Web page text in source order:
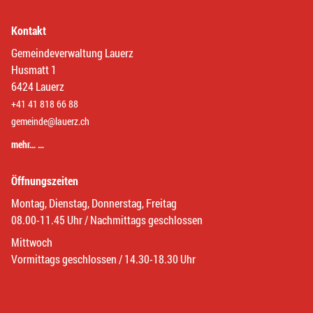
Kontakt
Gemeindeverwaltung Lauerz
Husmatt 1
6424 Lauerz
+41 41 818 66 88
gemeinde@lauerz.ch
mehr… …
Öffnungszeiten
Montag, Dienstag, Donnerstag, Freitag
08.00-11.45 Uhr / Nachmittags geschlossen
Mittwoch
Vormittags geschlossen / 14.30-18.30 Uhr